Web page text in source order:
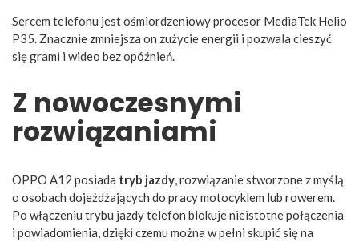
Sercem telefonu jest ośmiordzeniowy procesor MediaTek Helio
P35. Znacznie zmniejsza on zużycie energii i pozwala cieszyć
się grami i wideo bez opóźnień.
Z nowoczesnymi
rozwiązaniami
OPPO A12 posiada tryb jazdy, rozwiązanie stworzone z myślą
o osobach dojeżdżających do pracy motocyklem lub rowerem.
Po włączeniu trybu jazdy telefon blokuje nieistotne połączenia
i powiadomienia, dzięki czemu można w pełni skupić się na